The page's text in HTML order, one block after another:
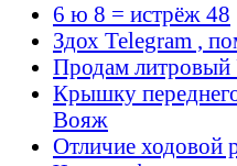
6 ю 8 = истрёж 48
Здох Telegram ,
Продам литровый
Крышку
Вояж
Отличие ходовой